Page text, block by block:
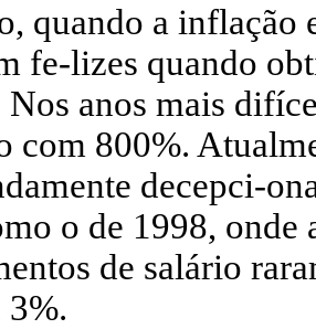
quando a inflação
fe-lizes quando
anos mais
com 800%.
decepci-
o de 1998,
de salário
3%.